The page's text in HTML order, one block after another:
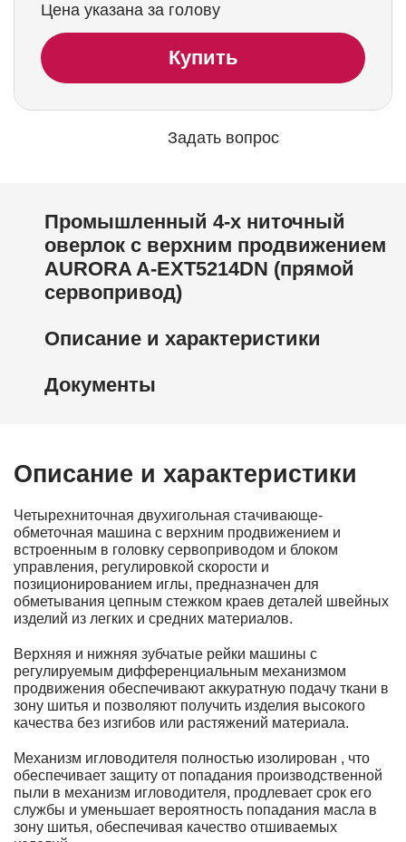
Цена указана за голову
Купить
Задать вопрос
Промышленный 4-х ниточный
оверлок с верхним продвижением
AURORA A-EXT5214DN (прямой
сервопривод)
Описание и характеристики
Документы
Описание и характеристики
Четырехниточная двухигольная стачивающе-
обметочная машина с верхним продвижением и
встроенным в головку сервоприводом и блоком
управления, регулировкой скорости и
позиционированием иглы, предназначен для
обметывания цепным стежком краев деталей швейных
изделий из легких и средних материалов.
Верхняя и нижняя зубчатые рейки машины с
регулируемым дифференциальным механизмом
продвижения обеспечивают аккуратную подачу ткани в
зону шитья и позволяют получить изделия высокого
качества без изгибов или растяжений материала.
Механизм игловодителя полностью изолирован , что
обеспечивает защиту от попадания производственной
пыли в механизм игловодителя, продлевает срок его
службы и уменьшает вероятность попадания масла в
зону шитья, обеспечивая качество отшиваемых